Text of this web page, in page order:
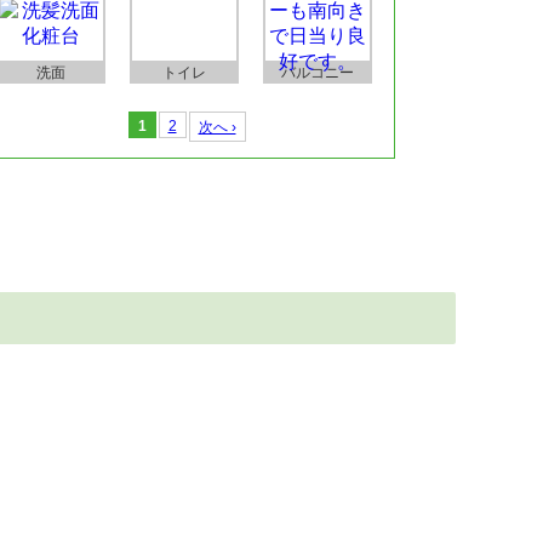
洗面 トイレ バルコニー
1 2 次へ ›